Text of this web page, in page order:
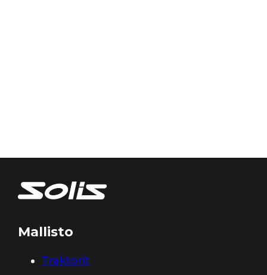
Mallisto
Traktorit